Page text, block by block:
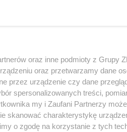
oraz inne podmioty z Grupy
oraz przetwarzamy dane
przez urządzenie czy dane
spersonalizowanych treści,
my i Zaufani Partnerzy
skanować charakterystykę
o zgodę na korzystanie z tych